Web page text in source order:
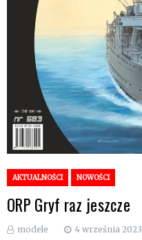
AKTUALNOŚCI NOWOŚCI
ORP Gryf raz jeszcze
modele 4 września 2023